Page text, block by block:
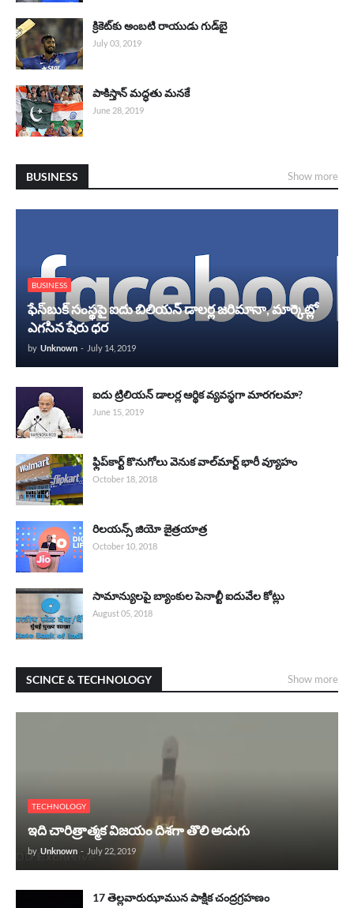
క్రికెట్‌కు అంబటి రాయుడు గుడ్‌బై
July 03, 2019
పాకిస్తాన్ మద్ధతు మనకే
June 28, 2019
BUSINESS Show more
BUSINESS
ఫేస్‌బుక్‌ సంస్థపై ఐదు బిలియన్ డాలర్ల జరిమానా, మార్కెట్లో
ఎగసిన షేరు ధర
by Unknown - July 14, 2019
ఐదు ట్రిలియన్ డాలర్ల ఆర్థిక వ్యవస్థగా మారగలమా?
June 15, 2019
ఫ్లిప్‌కార్ట్ కొనుగోలు వెనుక వాల్‌మార్ట్ భారీ వ్యూహం
October 18, 2018
రిలయన్స్ జియో జైత్రయాత్ర
October 10, 2018
సామాన్యులపై బ్యాంకుల పెనాల్టీ ఐదువేల కోట్లు
August 05, 2018
SCINCE & TECHNOLOGY Show more
TECHNOLOGY
ఇది చారిత్రాత్మక విజయం దిశగా తొలి అడుగు
by Unknown - July 22, 2019
17 తెల్లవారుఝామున పాక్షిక చంద్రగ్రహణం